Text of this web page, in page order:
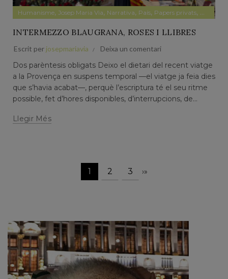
Humanisme, Josep Maria Via, Narrativa, País, Papers privats,
INTERMEZZO BLAUGRANA, ROSES I LLIBRES
Escrit per josepmariavia Deixa un comentari
Dos parèntesis obligats Deixo el dietari del recent viatge
a la Provença en suspens temporal —el viatge ja feia dies
que s’havia acabat—, perquè l’escriptura té el seu ritme
possible, fet d’hores disponibles, d’interrupcions, de...
Llegir Més
1 2 3 ›»